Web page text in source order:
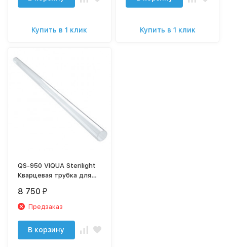
Купить в 1 клик Купить в 1 клик
QS-950 VIQUA Sterilight
Кварцевая трубка для
8 750 ₽
Предзаказ
В корзину